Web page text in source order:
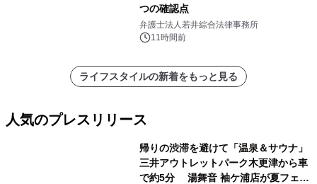
つの確認点
弁護士法人若井綜合法律事務所
11時間前
ライフスタイルの新着をもっと見る
人気のプレスリリース
帰りの渋滞を避けて「温泉＆サウナ」
三井アウトレットパーク木更津から車
で約5分 湯舞音 袖ケ浦店が夏フェア